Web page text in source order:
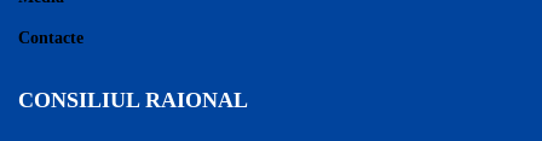
Contacte
CONSILIUL RAIONAL